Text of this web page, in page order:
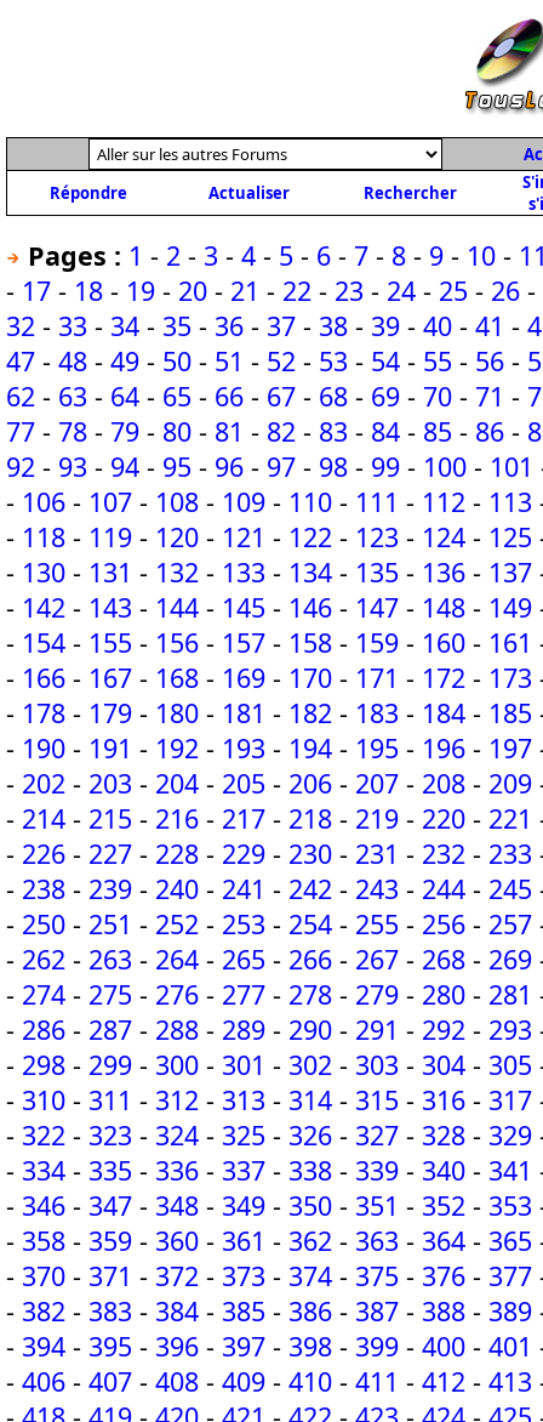
Répondre
Actualiser Rechercher
Pages : 1 - 2 - 3 - 4 - 5 - 6 - 7 - 8 - 9 - 10 -
- 17 - 18 - 19 - 20 - 21 - 22 - 23 - 24 - 25 - 26 -
32 - 33 - 34 - 35 - 36 - 37 - 38 - 39 - 40 - 41 -
47 - 48 - 49 - 50 - 51 - 52 - 53 - 54 - 55 - 56 -
62 - 63 - 64 - 65 - 66 - 67 - 68 - 69 - 70 - 71 -
77 - 78 - 79 - 80 - 81 - 82 - 83 - 84 - 85 - 86 -
92 - 93 - 94 - 95 - 96 - 97 - 98 - 99 - 100 - 101
- 106 - 107 - 108 - 109 - 110 - 111 - 112 - 113
- 118 - 119 - 120 - 121 - 122 - 123 - 124 - 125
- 130 - 131 - 132 - 133 - 134 - 135 - 136 - 137
- 142 - 143 - 144 - 145 - 146 - 147 - 148 - 149
- 154 - 155 - 156 - 157 - 158 - 159 - 160 - 161
- 166 - 167 - 168 - 169 - 170 - 171 - 172 - 173
- 178 - 179 - 180 - 181 - 182 - 183 - 184 - 185
- 190 - 191 - 192 - 193 - 194 - 195 - 196 - 197
- 202 - 203 - 204 - 205 - 206 - 207 - 208 - 209
- 214 - 215 - 216 - 217 - 218 - 219 - 220 - 221
- 226 - 227 - 228 - 229 - 230 - 231 - 232 - 233
- 238 - 239 - 240 - 241 - 242 - 243 - 244 - 245
- 250 - 251 - 252 - 253 - 254 - 255 - 256 - 257
- 262 - 263 - 264 - 265 - 266 - 267 - 268 - 269
- 274 - 275 - 276 - 277 - 278 - 279 - 280 - 281
- 286 - 287 - 288 - 289 - 290 - 291 - 292 - 293
- 298 - 299 - 300 - 301 - 302 - 303 - 304 - 305
- 310 - 311 - 312 - 313 - 314 - 315 - 316 - 317
- 322 - 323 - 324 - 325 - 326 - 327 - 328 - 329
- 334 - 335 - 336 - 337 - 338 - 339 - 340 - 341
- 346 - 347 - 348 - 349 - 350 - 351 - 352 - 353
- 358 - 359 - 360 - 361 - 362 - 363 - 364 - 365
- 370 - 371 - 372 - 373 - 374 - 375 - 376 - 377
- 382 - 383 - 384 - 385 - 386 - 387 - 388 - 389
- 394 - 395 - 396 - 397 - 398 - 399 - 400 - 401
- 406 - 407 - 408 - 409 - 410 - 411 - 412 - 413